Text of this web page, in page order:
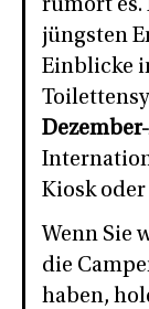
rumort es.
jüngsten
Einblicke
Kiosk oder
Wenn Sie
die
haben,